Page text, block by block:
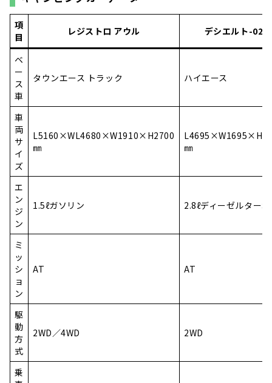
項
目
レジストロ アウル デシエルト-02
ベ
ー
ス
車
タウンエース トラック ハイエース
車
両
サ
イ
ズ
L5160×WL4680×W1910×H2700
㎜
㎜
エ
ン
ジ
ン
1.5ℓガソリン 2.8ℓディーゼルターボ
ミ
ッ
シ
ョ
ン
AT AT
駆
動
方
式
2WD／4WD 2WD
乗